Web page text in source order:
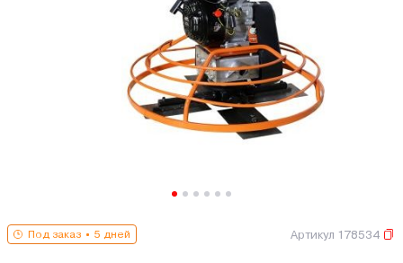
Под заказ 5 дней Артикул 178534